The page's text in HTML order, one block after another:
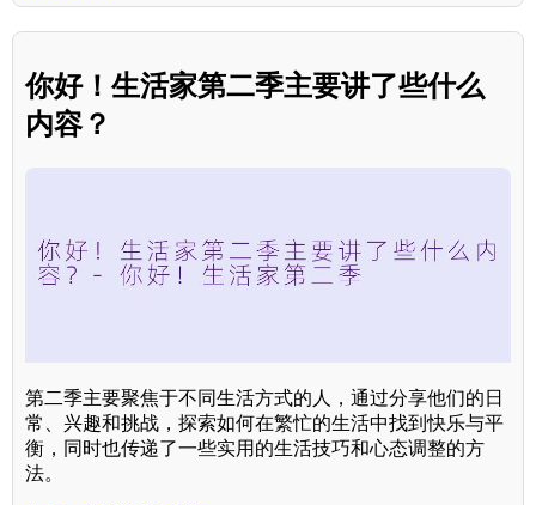
你好！生活家第二季主要讲了些什么
内容？
第二季主要聚焦于不同生活方式的人，通过分享他们的日
常、兴趣和挑战，探索如何在繁忙的生活中找到快乐与平
衡，同时也传递了一些实用的生活技巧和心态调整的方
法。